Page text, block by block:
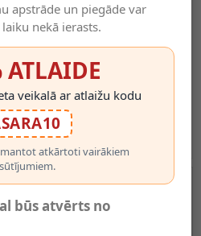
apstrāde un piegāde var
nekā ierasts.
veikalā ar atlaižu kodu
atkārtoti vairākiem
būs atvērts no